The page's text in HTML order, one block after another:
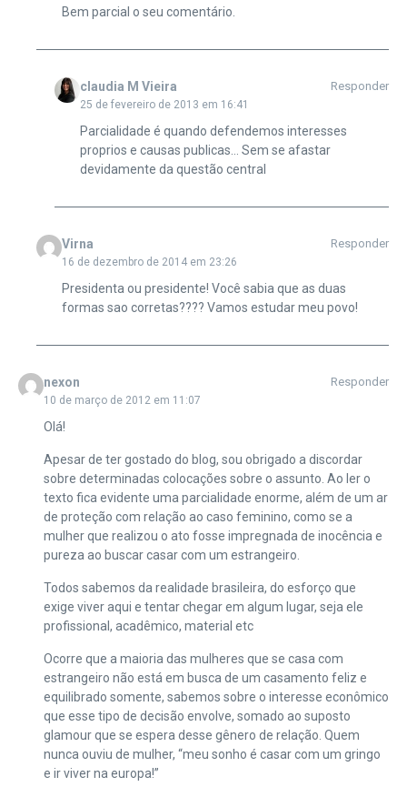
Bem parcial o seu comentário.
claudia M Vieira
25 de fevereiro de 2013 em 16:41
Responder
Parcialidade é quando defendemos interesses
proprios e causas publicas… Sem se afastar
devidamente da questão central
Virna
16 de dezembro de 2014 em 23:26
Responder
Presidenta ou presidente! Você sabia que as duas
formas sao corretas???? Vamos estudar meu povo!
nexon
10 de março de 2012 em 11:07
Responder
Olá!
Apesar de ter gostado do blog, sou obrigado a discordar
sobre determinadas colocações sobre o assunto. Ao ler o
texto fica evidente uma parcialidade enorme, além de um ar
de proteção com relação ao caso feminino, como se a
mulher que realizou o ato fosse impregnada de inocência e
pureza ao buscar casar com um estrangeiro.
Todos sabemos da realidade brasileira, do esforço que
exige viver aqui e tentar chegar em algum lugar, seja ele
profissional, acadêmico, material etc
Ocorre que a maioria das mulheres que se casa com
estrangeiro não está em busca de um casamento feliz e
equilibrado somente, sabemos sobre o interesse econômico
que esse tipo de decisão envolve, somado ao suposto
glamour que se espera desse gênero de relação. Quem
nunca ouviu de mulher, “meu sonho é casar com um gringo
e ir viver na europa!”